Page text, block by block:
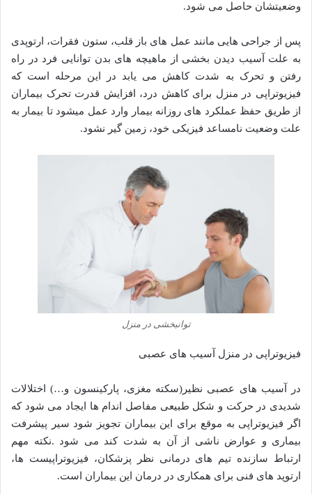
وضعیتشان حاصل می شود.
پس از جراحی هایی مانند عمل های باز قلب، ستون فقرات، ارتوپدی
به علت آسیب دیدن بخشی از ماهیچه های بدن توانایی فرد در راه
رفتن و تحرک به شدت کاهش می یابد در این مرحله است که
فیزیوتراپی در منزل برای کاهش درد، افزایش قدرت تحرک بیماران
از طریق حفظ عملکرد های روزانه بیمار وارد عمل میشود تا بیمار به
علت وضعیت نامساعد فیزیکی خود، زمین گیر نشود.
توانبخشی در منزل
فیزیوتراپی در منزل آسیب های عصبی
در آسیب های عصبی نظیر(سکته مغزی، پارکینسون و…) اختلالات
شدیدی در حرکت و شکل طبیعی مفاصل اندام ها ایجاد می شود که
اگر فیزیوتراپی به موقع برای این بیماران تجویز شود سیر پیشرفت
بیماری و عوارض ناشی از آن به شدت کند می شود .نکته مهم
ارتباط سازنده تیم های درمانی نظر پزشکان، فیزیوتراپیست ها،
ارتوپد های فنی برای همکاری در درمان این بیماران است.